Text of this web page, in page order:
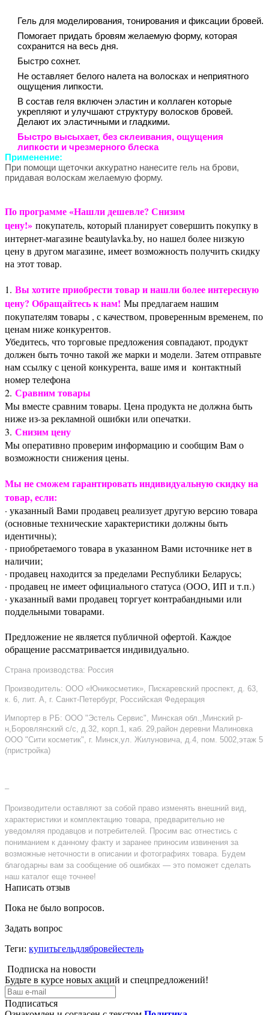
Гель для моделирования, тонирования и фиксации бровей.
Помогает придать бровям желаемую форму, которая
сохранится на весь дня.
Быстро сохнет.
Не оставляет белого налета на волосках и неприятного
ощущения липкости.
В состав геля включен эластин и коллаген которые
укрепляют и улучшают структуру волосков бровей.
Делают их эластичными и гладкими.
Быстро высыхает, без склеивания, ощущения
липкости и чрезмерного блеска
Применение:
При помощи щеточки аккуратно нанесите гель на брови,
придавая волоскам желаемую форму.
По программе «Нашли дешевле? Снизим
цену!» покупатель, который планирует совершить покупку в
интернет-магазине beautylavka.by, но нашел более низкую
цену в другом магазине, имеет возможность получить скидку
на этот товар.
1. Вы хотите приобрести товар и нашли более интересную
цену? Обращайтесь к нам! Мы предлагаем нашим
покупателям товары , с качеством, проверенным временем, по
ценам ниже конкурентов.
Убедитесь, что торговые предложения совпадают, продукт
должен быть точно такой же марки и модели. Затем отправьте
нам ссылку с ценой конкурента, ваше имя и контактный
номер телефона
2. Сравним товары
Мы вместе сравним товары. Цена продукта не должна быть
ниже из-за рекламной ошибки или опечатки.
3. Снизим цену
Мы оперативно проверим информацию и сообщим Вам о
возможности снижения цены.
Мы не сможем гарантировать индивидуальную скидку на
товар, если:
· указанный Вами продавец реализует другую версию товара
(основные технические характеристики должны быть
идентичны);
· приобретаемого товара в указанном Вами источнике нет в
наличии;
· продавец находится за пределами Республики Беларусь;
· продавец не имеет официального статуса (ООО, ИП и т.п.)
· указанный вами продавец торгует контрабандными или
поддельными товарами.
Предложение не является публичной офертой. Каждое
обращение рассматривается индивидуально.
Страна производства: Россия
Производитель: ООО «Юникосметик», Пискаревский проспект, д. 63,
к. 6, лит. А, г. Санкт-Петербург, Российская Федерация
Импортер в РБ: ООО "Эстель Сервис", Минская обл.,Минский р-
н,Боровлянский с/с, д.32, корп.1, каб. 29,район деревни Малиновка
ООО "Сити косметик", г. Минск,ул. Жилуновича, д.4, пом. 5002,этаж 5
(пристройка)
–
Производители оставляют за собой право изменять внешний вид,
характеристики и комплектацию товара, предварительно не
уведомляя продавцов и потребителей. Просим вас отнестись с
пониманием к данному факту и заранее приносим извинения за
возможные неточности в описании и фотографиях товара. Будем
благодарны вам за сообщение об ошибках — это поможет сделать
наш каталог еще точнее!
Написать отзыв
Пока не было вопросов.
Задать вопрос
Теги: купитьгельдлябровейестель
Подписка на новости
Будьте в курсе новых акций и спецпредложений!
Подписаться